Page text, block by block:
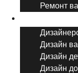
Ремонт
Дизайн
Дизайн
Дизайн